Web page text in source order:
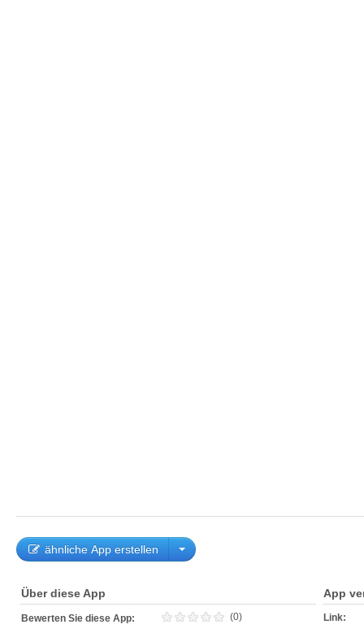
ähnliche App erstellen
Über diese App
Bewerten Sie diese App: (0)
App
Link: